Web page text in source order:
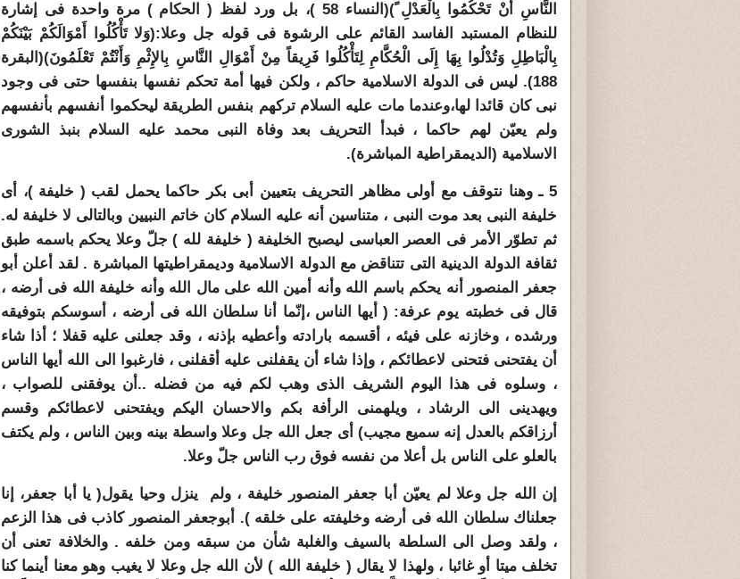
النَّاسِ أَنْ تَحْكُمُوا بِالْعَدْلِ ً)(النساء 58 )، بل ورد لفظ ( الحكام ) مرة واحدة فى إشارة
للنظام المستبد الفاسد القائم على الرشوة فى قوله جل وعلا:(وَلا تَأْكُلُوا أَمْوَالَكُمْ بَيْنَكُمْ
بِالْبَاطِلِ وَتُدْلُوا بِهَا إِلَى الْحُكَّامِ لِتَأْكُلُوا فَرِيقاً مِنْ أَمْوَالِ النَّاسِ بِالإِثْمِ وَأَنْتُمْ تَعْلَمُونَ)(البقرة
188). ليس فى الدولة الاسلامية حاكم ، ولكن فيها أمة تحكم نفسها بنفسها حتى فى وجود
نبى كان قائدا لها،وعندما مات عليه السلام تركهم بنفس الطريقة ليحكموا أنفسهم بأنفسهم
ولم يعيّن لهم حاكما ، فبدأ التحريف بعد وفاة النبى محمد عليه السلام بنبذ الشورى
الاسلامية (الديمقراطية المباشرة).
5 ـ وهنا نتوقف مع أولى مظاهر التحريف بتعيين أبى بكر حاكما يحمل لقب ( خليفة )، أى
خليفة النبى بعد موت النبى ، متناسين أنه عليه السلام كان خاتم النبيين وبالتالى لا خليفة له.
ثم تطوّر الأمر فى العصر العباسى ليصبح الخليفة ( خليفة لله ) جلّ وعلا يحكم باسمه طبق
ثقافة الدولة الدينية التى تتناقض مع الدولة الاسلامية وديمقراطيتها المباشرة . لقد أعلن أبو
جعفر المنصور أنه يحكم باسم الله وأنه أمين الله على مال الله وأنه خليفة الله فى أرضه ،
قال فى خطبته يوم عرفة: ( أيها الناس ،إنّما أنا سلطان الله فى أرضه ، أسوسكم بتوفيقه
ورشده ، وخازنه على فيئه ، أقسمه بارادته وأعطيه بإذنه ، وقد جعلنى عليه قفلا ؛ أذا شاء
أن يفتحنى فتحنى لاعطائكم ، وإذا شاء أن يقفلنى عليه أقفلنى ، فارغبوا الى الله أيها الناس
، وسلوه فى هذا اليوم الشريف الذى وهب لكم فيه من فضله ..أن يوفقنى للصواب ،
ويهدينى الى الرشاد ، ويلهمنى الرأفة بكم والاحسان اليكم ويفتحنى لاعطائكم وقسم
أرزاقكم بالعدل إنه سميع مجيب) أى جعل الله جل وعلا واسطة بينه وبين الناس ، ولم يكتف
بالعلو على الناس بل أعلا من نفسه فوق رب الناس جلّ وعلا.
إن الله جل وعلا لم يعيّن أبا جعفر المنصور خليفة ، ولم ينزل وحيا يقول( يا أبا جعفر، إنا
جعلناك سلطان الله فى أرضه وخليفته على خلقه ). أبوجعفر المنصور كاذب فى هذا الزعم
، ولقد وصل الى السلطة بالسيف والغلبة شأن من سبقه ومن خلفه . والخلافة تعنى أن
تخلف ميتا أو غائبا ، ولهذا لا يقال ( خليفة الله ) لأن الله جل وعلا لا يغيب وهو معنا أينما كنا